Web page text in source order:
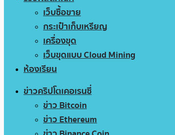
เว็บซื้อขาย
กระเป๋าเก็บเหรียญ
เครื่องขุด
เว็บขุดแบบ Cloud Mining
ห้องเรียน
ข่าวคริปโตเคอเรนซี่
ข่าว Bitcoin
ข่าว Ethereum